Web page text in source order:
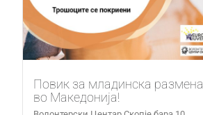
Повик за младинска размена
во Македонија!